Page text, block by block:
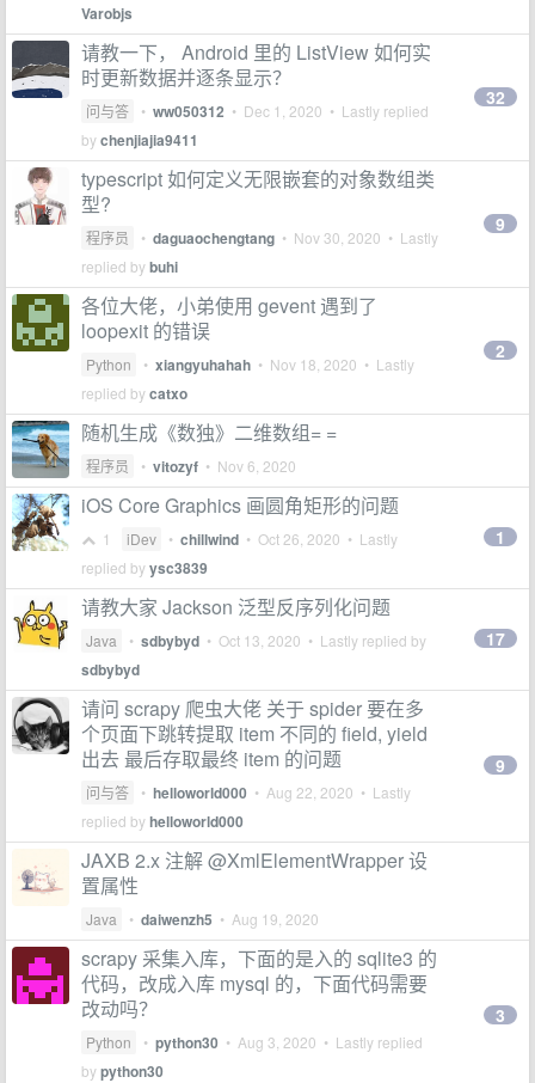
Varobjs
请教一下， Android 里的 ListView 如何实
时更新数据并逐条显示？
问与答 • ww050312 • Dec 1, 2020 • Lastly replied
bychenjiajia9411
32
typescript 如何定义无限嵌套的对象数组类
型?
程序员 • daguaochengtang • Nov 30, 2020 • Lastly
replied bybuhi
9
各位大佬，小弟使用 gevent 遇到了
loopexit 的错误
Python • xiangyuhahah • Nov 18, 2020 • Lastly
replied bycatxo
2
随机生成《数独》二维数组= =
程序员 • vitozyf • Nov 6, 2020
iOS Core Graphics 画圆角矩形的问题
1 iDev • chillwind • Oct 26, 2020 • Lastly
replied byysc3839
1
请教大家 Jackson 泛型反序列化问题
Java • sdbybyd • Oct 13, 2020 • Lastly replied by
sdbybyd
17
请问 scrapy 爬虫大佬 关于 spider 要在多
个页面下跳转提取 item 不同的 field, yield
出去 最后存取最终 item 的问题
问与答 • helloworld000 • Aug 22, 2020 • Lastly
replied byhelloworld000
9
JAXB 2.x 注解 @XmlElementWrapper 设
置属性
Java • daiwenzh5 • Aug 19, 2020
scrapy 采集入库，下面的是入的 sqlite3 的
代码，改成入库 mysql 的，下面代码需要
改动吗？
Python • python30 • Aug 3, 2020 • Lastly replied
bypython30
3